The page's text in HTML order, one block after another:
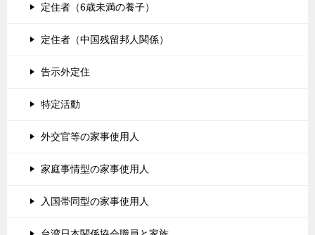
定住者（6歳未満の養子）
定住者（中国残留邦人関係）
告示外定住
特定活動
外交官等の家事使用人
家庭事情型の家事使用人
入国帯同型の家事使用人